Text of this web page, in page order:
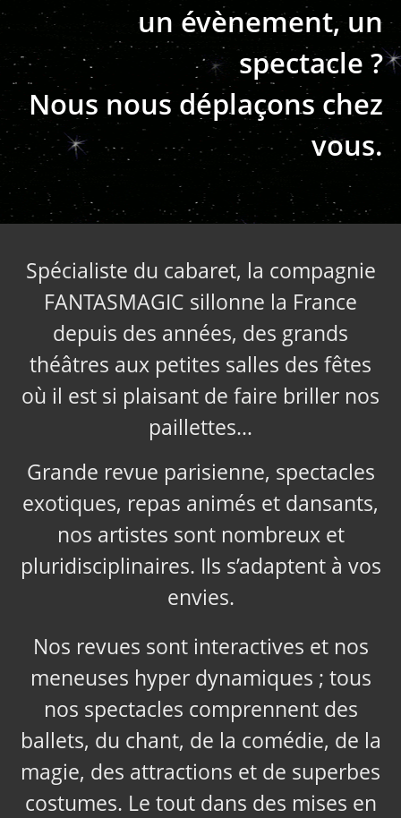
un évènement, un
spectacle ?
Nous nous déplaçons chez
vous.
Spécialiste du cabaret, la compagnie
FANTASMAGIC sillonne la France
depuis des années, des grands
théâtres aux petites salles des fêtes
où il est si plaisant de faire briller nos
paillettes…
Grande revue parisienne, spectacles
exotiques, repas animés et dansants,
nos artistes sont nombreux et
pluridisciplinaires. Ils s’adaptent à vos
envies.
Nos revues sont interactives et nos
meneuses hyper dynamiques ; tous
nos spectacles comprennent des
ballets, du chant, de la comédie, de la
magie, des attractions et de superbes
costumes. Le tout dans des mises en